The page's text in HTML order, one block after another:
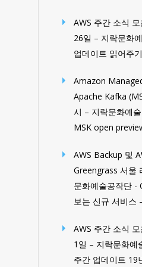
AWS 주간 소식
26일 – 지락문화
업데이트 읽어주
Amazon
Apache Kafka
시 – 지락문화예
MSK open
AWS Backup 및
Greengrass 서울
문화예술공작단 -
보는 신규 서비스
AWS 주간 소식
1일 – 지락문화예
주간 업데이트 19